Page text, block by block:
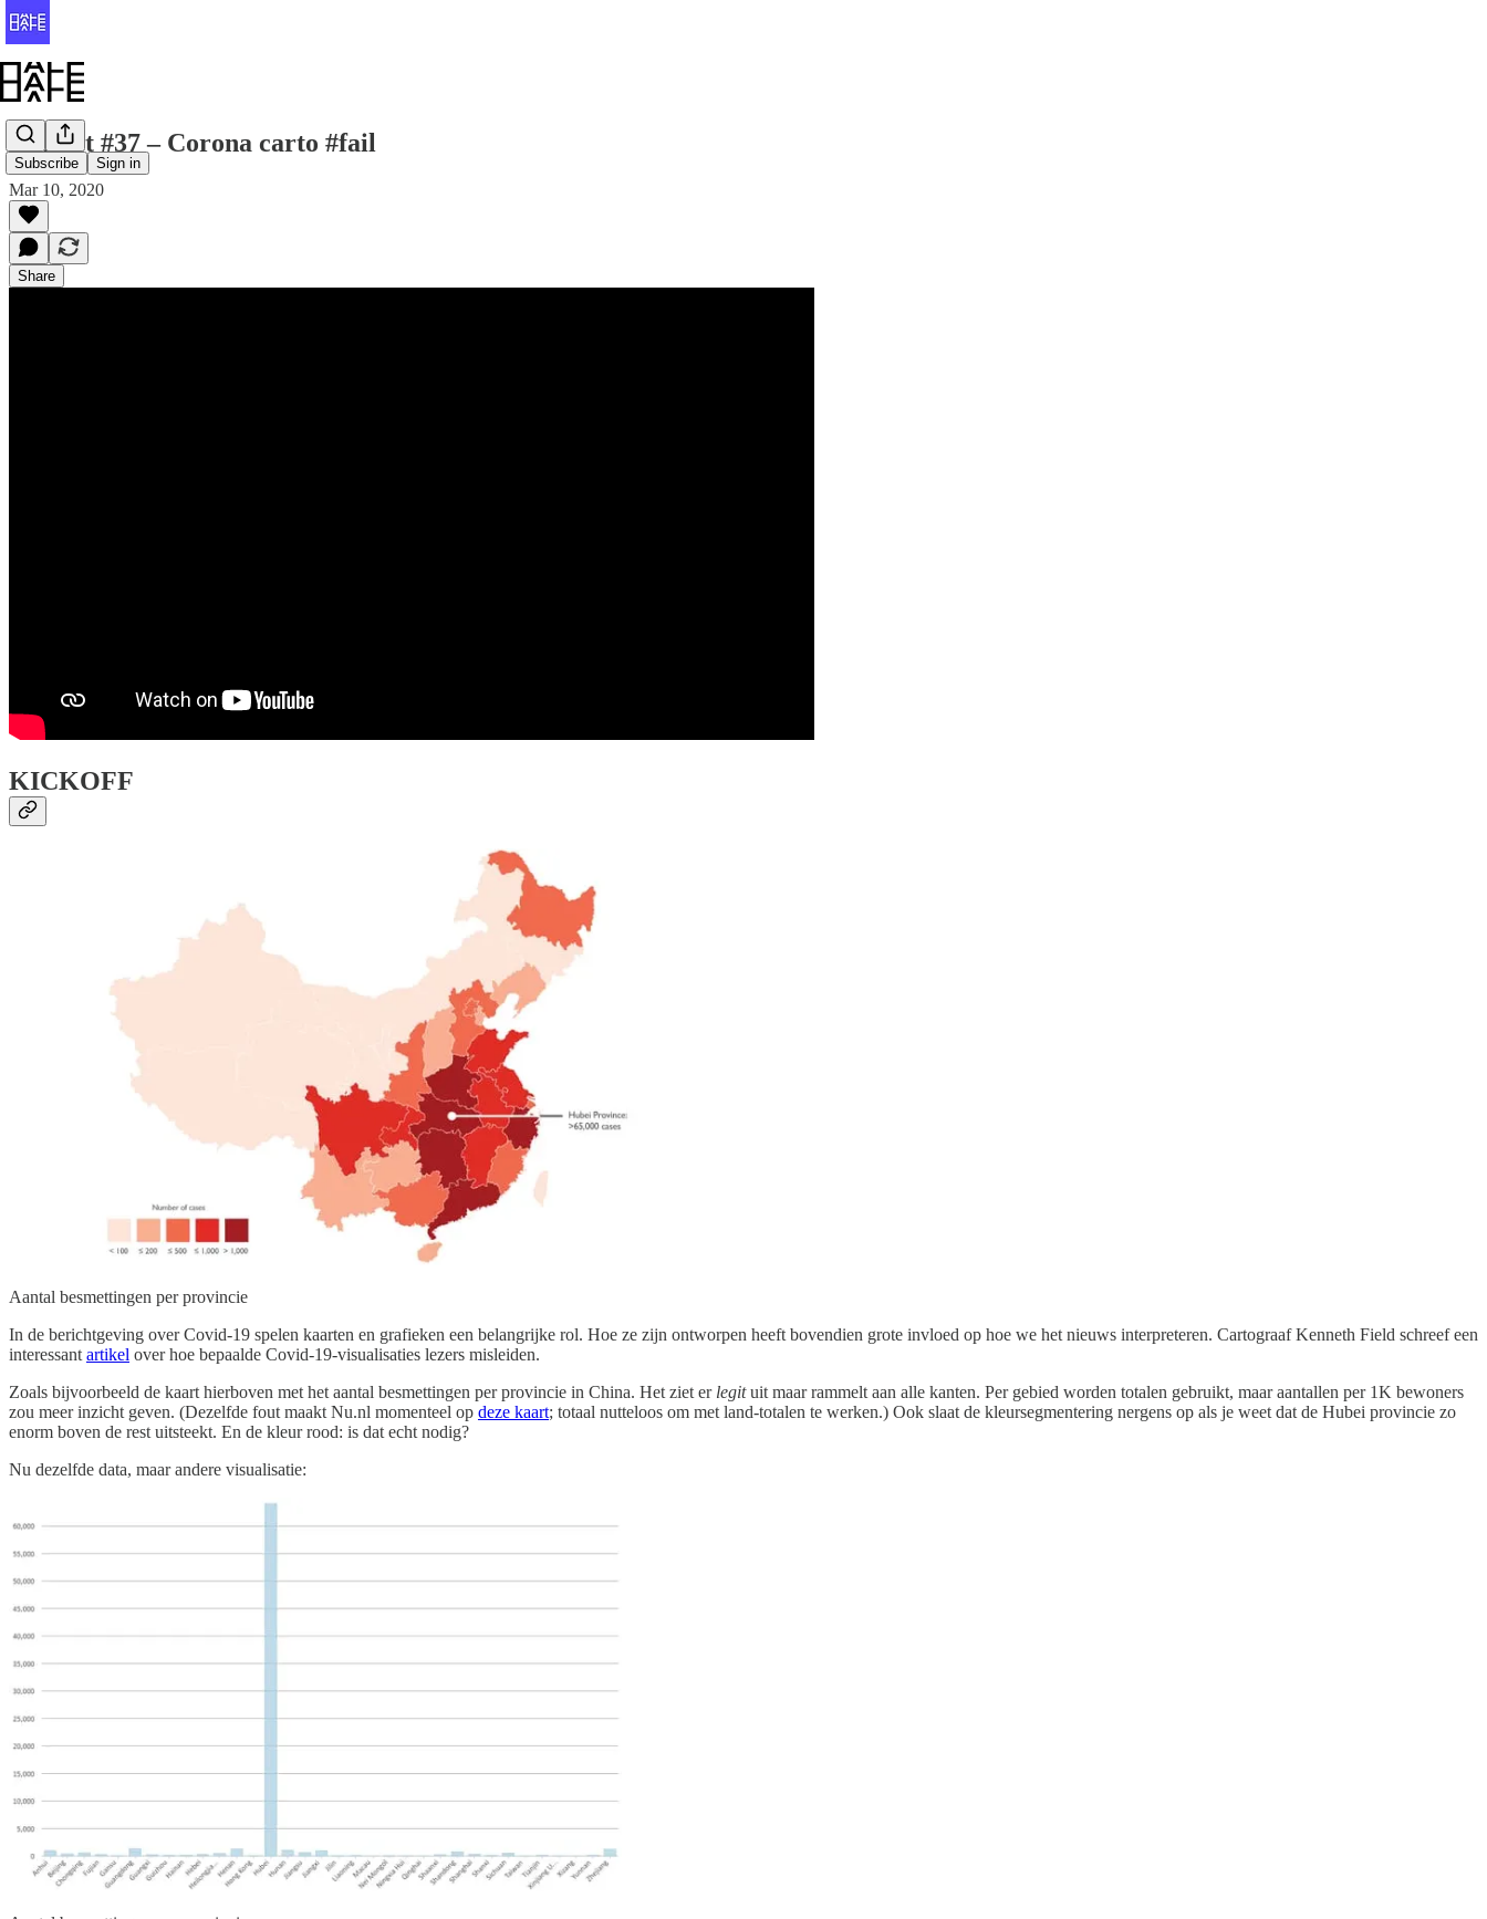
Subscribe Sign in
Halfvet #37 – Corona carto #fail
Mar 10, 2020
Share
KICKOFF
Aantal besmettingen per provincie
In de berichtgeving over Covid-19 spelen kaarten en grafieken een belangrijke rol. Hoe ze zijn ontworpen heeft bovendien grote invloed op hoe we het nieuws interpreteren. Cartograaf Kenneth Field schreef een
interessant artikel over hoe bepaalde Covid-19-visualisaties lezers misleiden.
Zoals bijvoorbeeld de kaart hierboven met het aantal besmettingen per provincie in China. Het ziet er legituit maar rammelt aan alle kanten. Per gebied worden totalen gebruikt, maar aantallen per 1K bewoners
zou meer inzicht geven. (Dezelfde fout maakt Nu.nl momenteel op deze kaart; totaal nutteloos om met land-totalen te werken.) Ook slaat de kleursegmentering nergens op als je weet dat de Hubei provincie zo
enorm boven de rest uitsteekt. En de kleur rood: is dat echt nodig?
Nu dezelfde data, maar andere visualisatie: